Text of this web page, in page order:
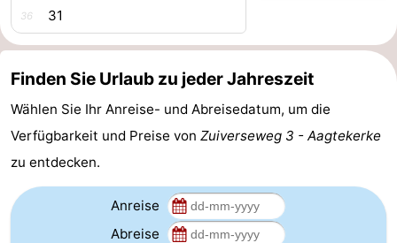
Zierikzee
Natur
Oosterschelde
-
Burgh
Haamstede
-
Natur
Kop
van
Walcheren
-
Veere
-
36 31
Finden Sie Urlaub zu jeder Jahreszeit
Wählen Sie Ihr Anreise- und Abreisedatum, um die
Verfügbarkeit und Preise von Zuiverseweg 3 - Aagtekerke
zu entdecken.
Anreise
Abreise